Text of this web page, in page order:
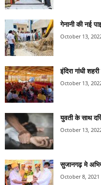
गेनानी की नई
October 13,
इंदिरा गांधी
October 13,
युवती के साथ
October 13,
सुजानगढ़ मे
October 8, 2021